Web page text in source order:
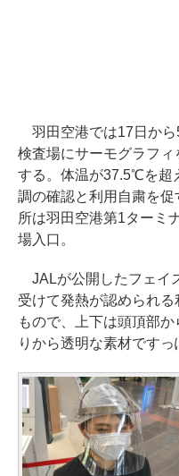
羽田空港では17日から
検査場にサーモグラフ
する。体温が37.5℃を超
調の確認と利用自粛を
所は羽田空港第1ターミ
場入口。
JALが公開したフェイ
受けて発熱が認められ
もので、上下は頭頂部
りから透明な素材ですっ